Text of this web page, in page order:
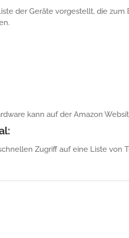
der Geräte vorgestellt, die zum
kann auf der Amazon
Zugriff auf eine Liste von